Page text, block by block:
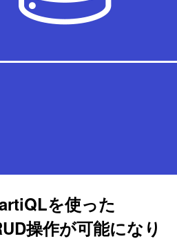
を使った
操作が可能になり